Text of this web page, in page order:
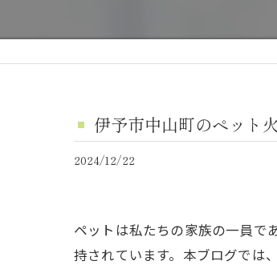
伊予市中山町のペット
2024/12/22
ペットは私たちの家族の一員で
持されています。本ブログでは